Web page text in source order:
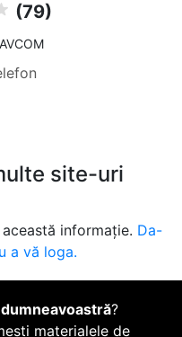
(79)
site-uri
informație. Da-
a vă loga.
?
materialele de